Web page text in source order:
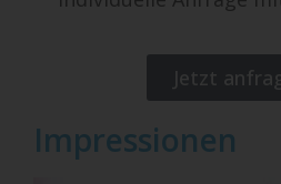
Jetzt
Impressionen